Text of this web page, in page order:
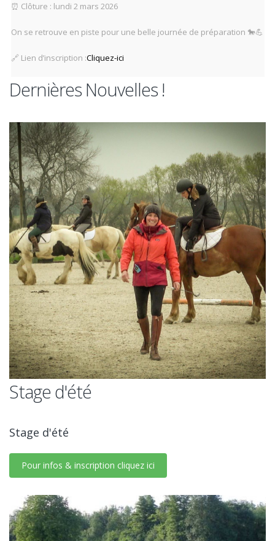
⏰ Clôture : lundi 2 mars 2026
On se retrouve en piste pour une belle journée de préparation 🐎💪
🔗 Lien d’inscription :Cliquez-ici
Dernières Nouvelles !
Stage d'été
Stage d'été
Pour infos & inscription cliquez ici